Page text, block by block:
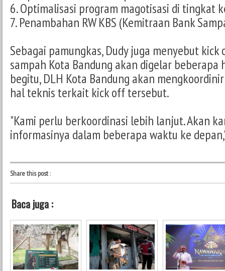
6. Optimalisasi program magotisasi di tingkat
7. Penambahan RW KBS (Kemitraan Bank
Sebagai pamungkas, Dudy juga menyebut
sampah Kota Bandung akan digelar beberapa
begitu, DLH Kota Bandung akan
hal teknis terkait kick off tersebut.
"Kami perlu berkoordinasi lebih lanjut. Akan
informasinya dalam beberapa waktu ke
Share this post:
Baca juga :